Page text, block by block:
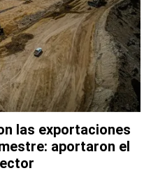
las exportaciones
aportaron el